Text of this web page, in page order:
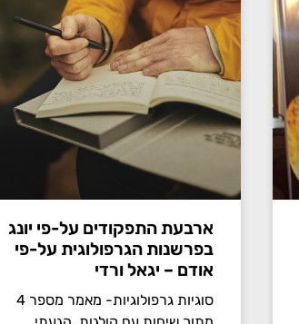
ארבעת התפקודים על-פי יונג
בפרשנות הגרפולוגית על-פי
אודם – יגאל ורדי
סוגיות גרפולוגיות- מאמר מספר 4